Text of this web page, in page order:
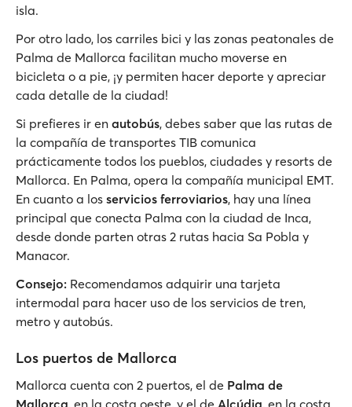
isla.
Por otro lado, los carriles bici y las zonas peatonales de
Palma de Mallorca facilitan mucho moverse en
bicicleta o a pie, ¡y permiten hacer deporte y apreciar
cada detalle de la ciudad!
Si prefieres ir en autobús, debes saber que las rutas de
la compañía de transportes TIB comunica
prácticamente todos los pueblos, ciudades y resorts de
Mallorca. En Palma, opera la compañía municipal EMT.
En cuanto a los servicios ferroviarios, hay una línea
principal que conecta Palma con la ciudad de Inca,
desde donde parten otras 2 rutas hacia Sa Pobla y
Manacor.
Consejo: Recomendamos adquirir una tarjeta
intermodal para hacer uso de los servicios de tren,
metro y autobús.
Los puertos de Mallorca
Mallorca cuenta con 2 puertos, el de Palma de
Mallorca, en la costa oeste, y el de Alcúdia, en la costa